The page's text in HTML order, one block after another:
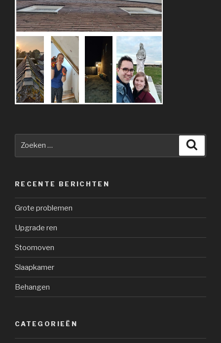
RECENTE BERICHTEN
Grote problemen
Upgrade ren
Stoomoven
Slaapkamer
Behangen
CATEGORIEËN